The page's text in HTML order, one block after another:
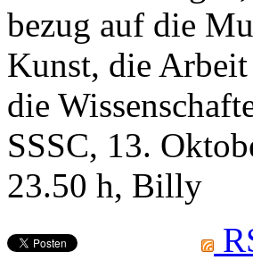
bezug auf die
Kunst, die
die
SSSC, 13.
23.50 h, Billy